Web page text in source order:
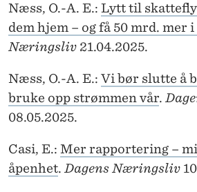
Næss, O.-A. E.: Lytt til
dem hjem – og få 50 mrd. mer
Næringsliv 21.04.2025.
Næss, O.-A. E.: Vi bør slutte å
bruke opp strømmen vår.
08.05.2025.
Casi, E.: Mer rapportering –
åpenhet. Dagens Næringsliv